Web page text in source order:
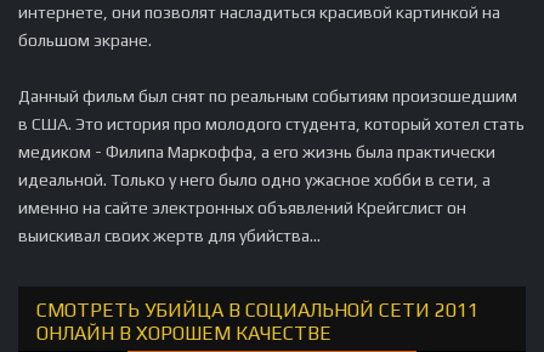
интернете, они позволят насладиться красивой картинкой на
большом экране.
Данный фильм был снят по реальным событиям произошедшим
в США. Это история про молодого студента, который хотел стать
медиком - Филипа Маркоффа, а его жизнь была практически
идеальной. Только у него было одно ужасное хобби в сети, а
именно на сайте электронных объявлений Крейгслист он
выискивал своих жертв для убийства...
СМОТРЕТЬ УБИЙЦА В СОЦИАЛЬНОЙ СЕТИ 2011
ОНЛАЙН В ХОРОШЕМ КАЧЕСТВЕ